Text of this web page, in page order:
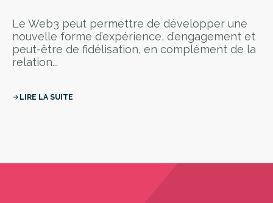
Le Web3 peut permettre de développer une
nouvelle forme d’expérience, d’engagement et
peut-être de fidélisation, en complément de la
relation...
arrow_forward LIRE LA SUITE